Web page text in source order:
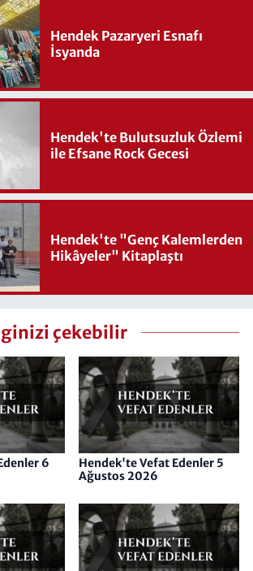
Hendek Pazaryeri Esnafı
İsyanda
Hendek'te Bulutsuzluk Özlemi
ile Efsane Rock Gecesi
Hendek'te "Genç Kalemlerden
Hikâyeler" Kitaplaştı
çekebilir
6
Hendek'te Vefat Edenler 5
Ağustos 2026